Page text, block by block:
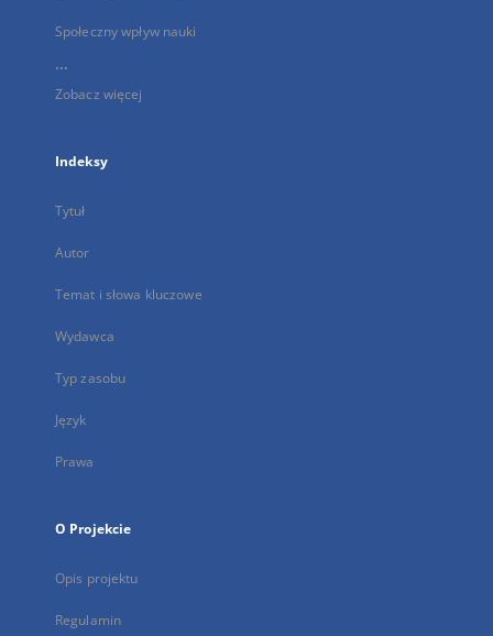
Społeczny wpływ nauki
...
Zobacz więcej
Indeksy
Tytuł
Autor
Temat i słowa kluczowe
Wydawca
Typ zasobu
Język
Prawa
O Projekcie
Opis projektu
Regulamin